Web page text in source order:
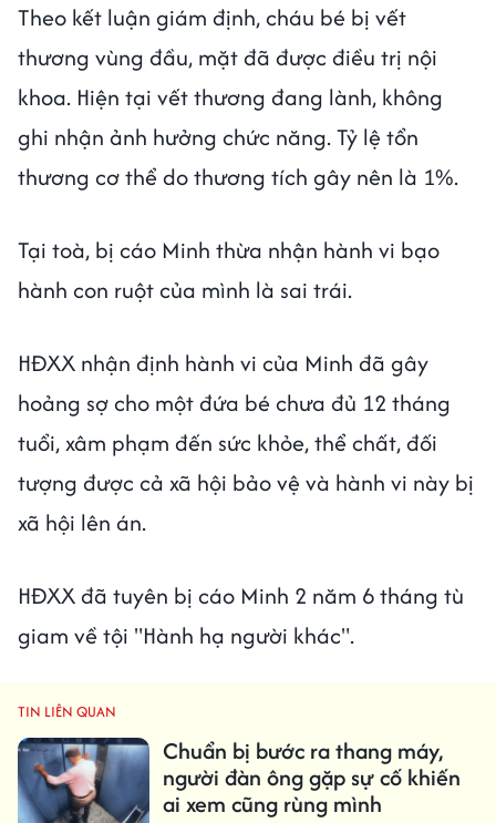
Theo kết luận giám định, cháu bé bị vết
thương vùng đầu, mặt đã được điều trị nội
khoa. Hiện tại vết thương đang lành, không
ghi nhận ảnh hưởng chức năng. Tỷ lệ tổn
thương cơ thể do thương tích gây nên là 1%.
Tại toà, bị cáo Minh thừa nhận hành vi bạo
hành con ruột của mình là sai trái.
HĐXX nhận định hành vi của Minh đã gây
hoảng sợ cho một đứa bé chưa đủ 12 tháng
tuổi, xâm phạm đến sức khỏe, thể chất, đối
tượng được cả xã hội bảo vệ và hành vi này bị
xã hội lên án.
HĐXX đã tuyên bị cáo Minh 2 năm 6 tháng tù
giam về tội "Hành hạ người khác".
TIN LIÊN QUAN
Chuẩn bị bước ra thang máy,
người đàn ông gặp sự cố khiến
ai xem cũng rùng mình